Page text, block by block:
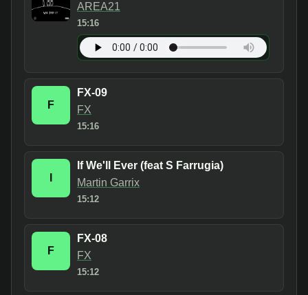
AREA21
15:16
F
FX-09
FX
15:16
If We'll Ever (feat S Farrugia)
Martin Garrix
15:12
F
FX-08
FX
15:12